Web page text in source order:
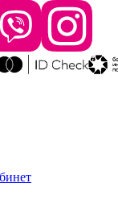
9:00–17:30, пт